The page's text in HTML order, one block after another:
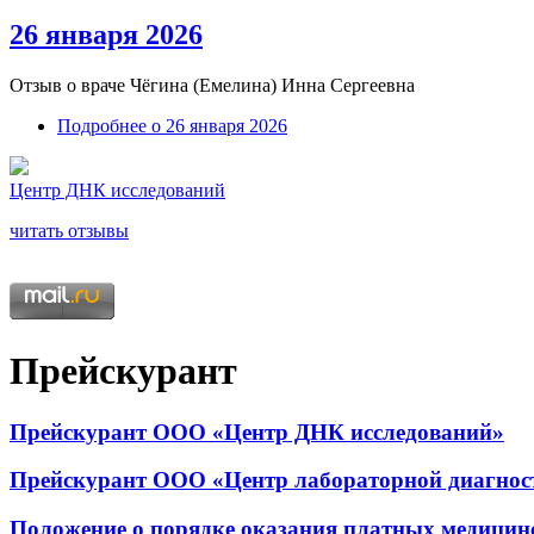
26 января 2026
Отзыв о враче Чёгина (Емелина) Инна Сергеевна
Подробнее о 26 января 2026
Центр ДНК исследований
читать отзывы
Прейскурант
Прейскурант ООО «Центр ДНК исследований»
Прейскурант ООО «Центр лабораторной
Положение о порядке оказания платных